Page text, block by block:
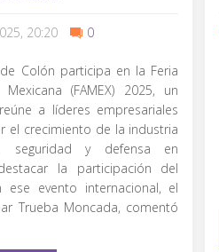
20:20 0
Colón participa en la Feria
Mexicana (FAMEX) 2025, un
a líderes empresariales
el crecimiento de la industria
seguridad y defensa en
la participación del
ese evento internacional, el
Trueba Moncada, comentó